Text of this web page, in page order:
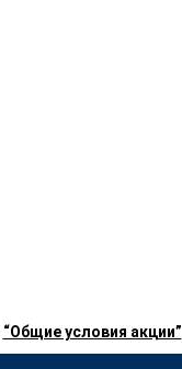
“Общие условия акции”